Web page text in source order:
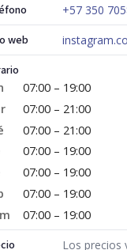
+57 350
web
07:00 – 19:00
07:00 – 21:00
07:00 – 21:00
07:00 – 19:00
07:00 – 19:00
07:00 – 19:00
07:00 – 19:00
Los precios